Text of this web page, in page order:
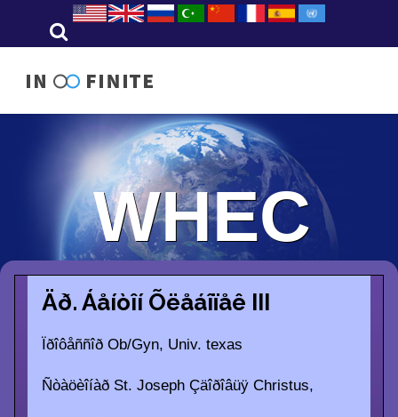
WHEC
Äð. Áåíòîí Õëåáîïåê III
Ïðîôåññîð Ob/Gyn, Univ. texas
Ñòàöèîíàð St. Joseph Çäîðîâüÿ Christus,